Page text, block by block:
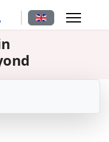
Select your